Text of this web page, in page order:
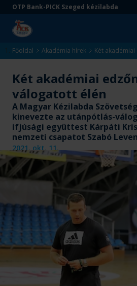
Ugrás
tartalomra
Ugrás
aljára
OTP Bank-PICK Szeged kézilabda
Kezdőlap
Főoldal Akadémia hírek Két
Két akadémiai
válogatott élén
A Magyar Kézilabda
kinevezte az utánpótlás-
ifjúsági együttest Kárpáti
nemzeti csapatot Szabó
2021. okt. 11.